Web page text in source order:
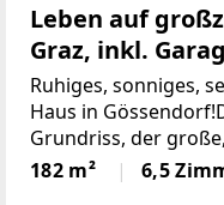
Leben auf
Graz, inkl.
Ruhiges, sonniges,
Haus in
Grundriss, der
die 2 zusätzlichen
Balkon und die
182 m² 6,5